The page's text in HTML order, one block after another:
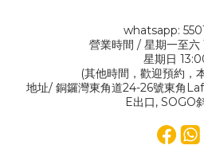
whatsapp:
營業時間 / 星期一至
星期日
(其他時間，歡迎預約，
地址/ 銅鑼灣東角道24-26號東角
E出口, SOGO